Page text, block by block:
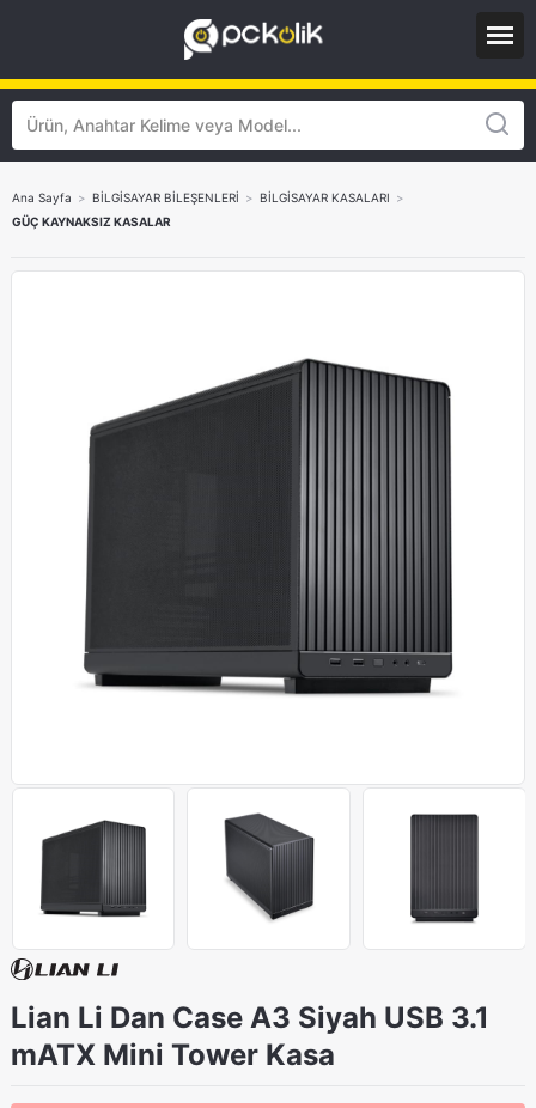
Ana Sayfa > BİLGİSAYAR BİLEŞENLERİ > BİLGİSAYAR KASALARI >
GÜÇ KAYNAKSIZ KASALAR
Lian Li Dan Case A3 Siyah USB 3.1
mATX Mini Tower Kasa